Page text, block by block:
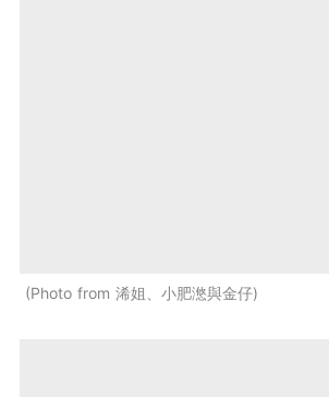
Photo from 浠姐、小肥滺與金仔